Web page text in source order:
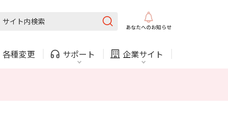
あなたへのお知らせ
各種変更 サポート 企業サイト
固定電話 ガス